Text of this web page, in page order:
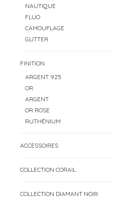
NAUTIQUE
FLUO
CAMOUFLAGE
GLITTER
FINITION
ARGENT 925
OR
ARGENT
OR ROSE
RUTHÉNIUM
ACCESSOIRES
COLLECTION CORAIL
COLLECTION DIAMANT NOIR